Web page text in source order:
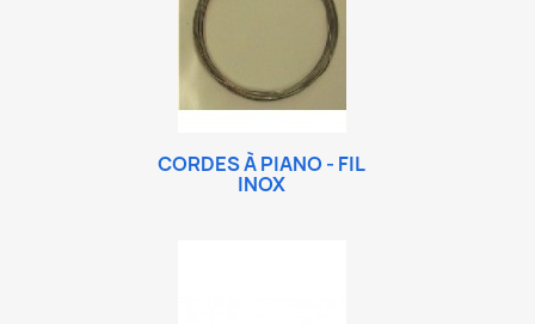
CORDES À PIANO - FIL
INOX